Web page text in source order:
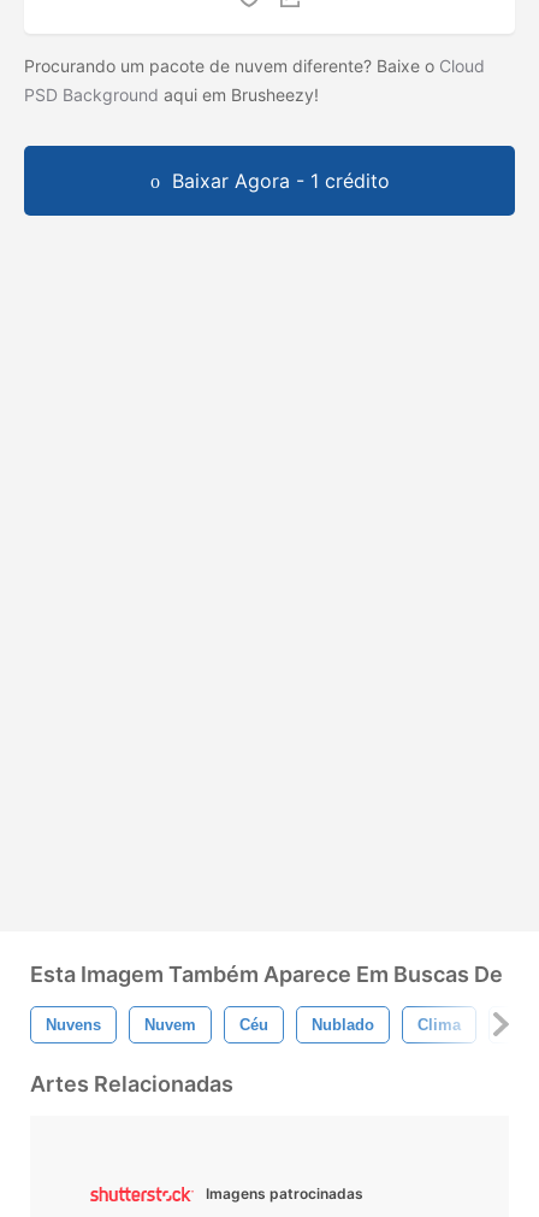
Procurando um pacote de nuvem diferente? Baixe o Cloud
PSD Background aqui em Brusheezy!
Baixar Agora - 1 crédito
Esta Imagem Também Aparece Em Buscas De
Nuvens Nuvem Céu Nublado Clima Céu
Artes Relacionadas
Imagens patrocinadas